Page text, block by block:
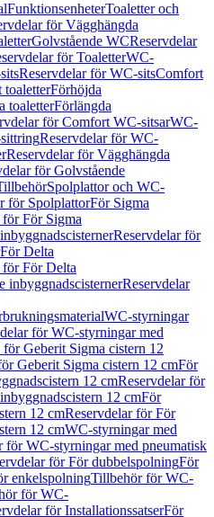
FunktionsenheterToaletter och
för Vägghängda
Golvstående WCReservdelar
för ToaletterWC-
Reservdelar för WC-sitsComfort
toaletterFörhöjda
toaletterFörlängda
för Comfort WC-sitsarWC-
Reservdelar för WC-
Reservdelar för Vägghängda
för Golvstående
Spolplattor och WC-
för SpolplattorFör Sigma
För Sigma
Reservdelar för
För Delta
för För Delta
inbyggnadscisternerReservdelar
WC-styrningar
för WC-styrningar med
Geberit Sigma cistern 12
Geberit Sigma cistern 12 cmFör
12 cmReservdelar för
12 cmFör
12 cmReservdelar för För
12 cmWC-styrningar med
för WC-styrningar med pneumatisk
för För dubbelspolningFör
enkelspolningTillbehör för WC-
för WC-
för InstallationssatserFör